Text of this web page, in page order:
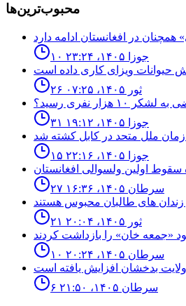
محبوب‌ترین‌ها
۱۰ جوزا ۱۴۰۵، ۲۳:۲۴
۲۶ ثور ۱۴۰۵، ۰۷:۲۵
نفرى رسيد؟
۳۱ جوزا ۱۴۰۵، ۱۹:۱۲
۱۵ جوزا ۱۴۰۵، ۲۲:۱۶
۲۷ سرطان ۱۴۰۵، ۱۶:۳۶
۲۱ ثور ۱۴۰۵، ۲۰:۰۴
۱۰ سرطان ۱۴۰۵، ۲۰:۲۴
۶ سرطان ۱۴۰۵، ۲۱:۵۰